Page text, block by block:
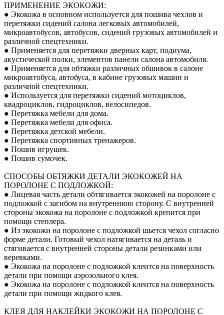
ПРИМЕНЕНИЕ ЭКОКОЖИ:
● Экокожа в основном используется для пошива чехлов и
перетяжки сидений салона легковых автомобилей,
микроавтобусов, автобусов, сидений грузовых автомобилей и
различной спецтехники.
● Применяется для перетяжки дверных карт, подиума,
акустической полки, элементов панели салона автомобиля.
● Применяется для обтяжки различных обшивок в салоне
микроавтобуса, автобуса, в кабине грузовых машин и
различной спецтехники.
● Используется для перетяжки сидений мотоциклов,
квадроциклов, гидроциклов, велосипедов.
● Перетяжка мебели для дома.
● Перетяжка мебели для офиса.
● Перетяжка детской мебели.
● Перетяжка спортивных тренажеров.
● Пошив игрушек.
● Пошив сумочек.
СПОСОБЫ ОБТЯЖКИ ДЕТАЛИ ЭКОКОЖЕЙ НА
ПОРОЛОНЕ С ПОДЛОЖКОЙ:
● Лицевая часть детали обтягивается экокожей на поролоне с
подложкой с загибом на внутреннюю сторону. С внутренней
стороны экокожа на поролоне с подложкой крепится при
помощи степлера.
● Из экокожи на поролоне с подложкой шьется чехол согласно
форме детали. Готовый чехол натягивается на деталь и
стягивается с внутренней стороны детали резинками или
веревками.
● Экокожа на поролоне с подложкой клеится на поверхность
детали при помощи аэрозольного клея.
● Экокожа на поролоне с подложкой клеится на поверхность
детали при помощи жидкого клея.
КЛЕЯ ДЛЯ НАКЛЕЙКИ ЭКОКОЖИ НА ПОРОЛОНЕ С